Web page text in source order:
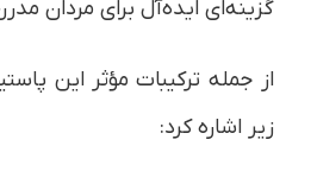
گزینه‌ای ایده‌آل برای مردان
از جمله ترکیبات مؤثر این
زیر اشاره کرد: